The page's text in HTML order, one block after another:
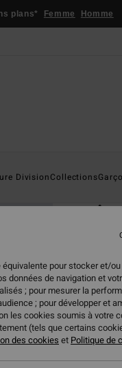
plans* Femme Homme
DivisionCollections
T-
ECO-
pour stocker et/
données de navigation et
; pour mesurer la
; pour développer et
les cookies soumis à votre
(tels que certains
des cookies et Politique de